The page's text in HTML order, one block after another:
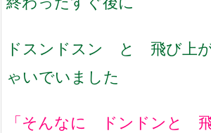
ドスンドスン と 飛び上
ゃいでいました
「そんなに ドンドンと